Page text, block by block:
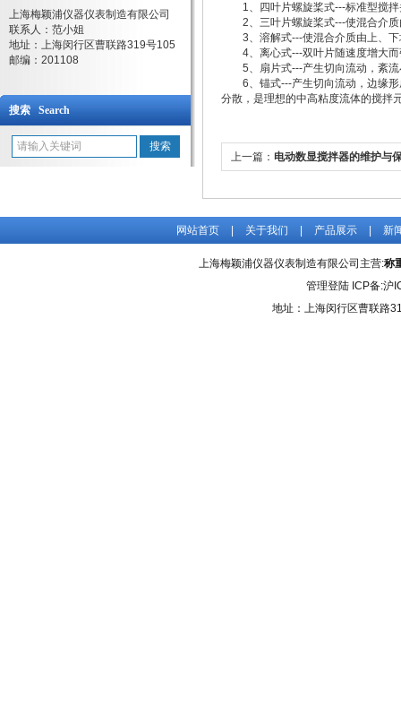
上海梅颖浦仪器仪表制造有限公司
联系人：范小姐
地址：上海闵行区曹联路319号105
邮编：201108
搜索 Search
1、四叶片螺旋桨式---标准型搅拌
2、三叶片螺旋桨式---使混合介质
3、溶解式---使混合介质由上、下
4、离心式---双叶片随速度增大而
5、扇片式---产生切向流动，紊流
6、锚式---产生切向流动，边缘形
分散，是理想的中高粘度流体的搅拌
上一篇： 电动数显搅拌器的维护与
网站首页 关于我们 产品展示 新
上海梅颖浦仪器仪表制造有限公司主营:称
管理登陆ICP备:沪
地址：上海闵行区曹联路